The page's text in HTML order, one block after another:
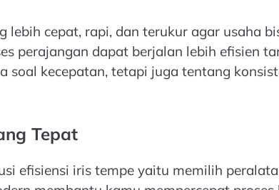
lebih cepat, rapi, dan terukur agar usaha
perajangan dapat berjalan lebih efisien
soal kecepatan, tetapi juga tentang
Tepat
efisiensi iris tempe yaitu memilih